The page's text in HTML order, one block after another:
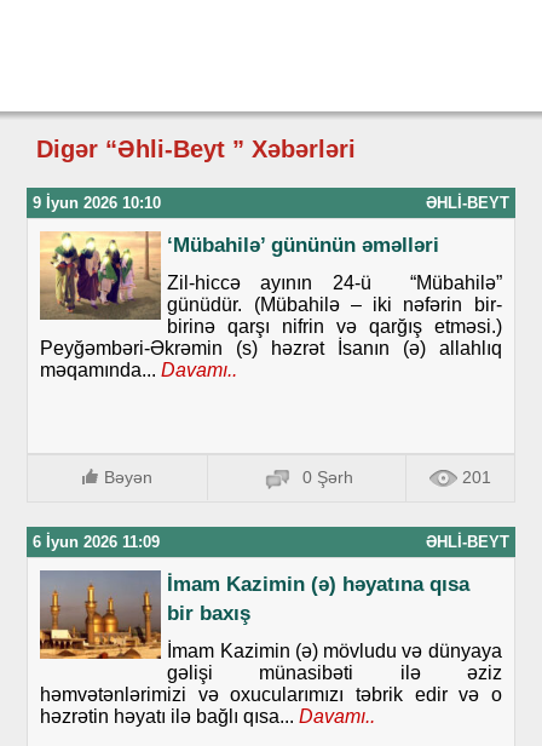
Digər “Əhli-Beyt ” Xəbərləri
9 İyun 2026 10:10 ƏHLI-BEYT
‘Mübahilə’ gününün əməlləri
Zil-hiccə ayının 24-ü “Mübahilə”
günüdür. (Mübahilə – iki nəfərin bir-
birinə qarşı nifrin və qarğış etməsi.)
Peyğəmbəri-Əkrəmin (s) həzrət İsanın (ə) allahlıq
məqamında... Davamı..
Bəyən 0 Şərh 201
6 İyun 2026 11:09 ƏHLI-BEYT
İmam Kazimin (ə) həyatına qısa
bir baxış
İmam Kazimin (ə) mövludu və dünyaya
gəlişi münasibəti ilə əziz
həmvətənlərimizi və oxucularımızı təbrik edir və o
həzrətin həyatı ilə bağlı qısa... Davamı..